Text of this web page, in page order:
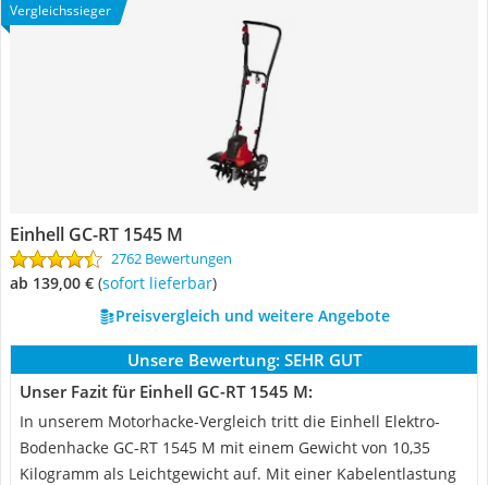
Vergleichssieger
Einhell GC-RT 1545 M
2762 Bewertungen
ab 139,00 € ( Sofort lieferbar)
Preisvergleich und weitere Angebote
Unsere Bewertung: SEHR GUT
Unser Fazit für Einhell GC-RT 1545 M:
In unserem Motorhacke-Vergleich tritt die Einhell Elektro-
Bodenhacke GC-RT 1545 M mit einem Gewicht von 10,35
Kilogramm als Leichtgewicht auf. Mit einer Kabelentlastung